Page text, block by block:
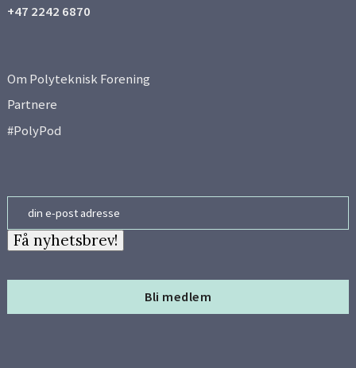
+47 2242 6870
Om Polyteknisk Forening
Partnere
#PolyPod
Bli medlem
Få nyhetsbrev!